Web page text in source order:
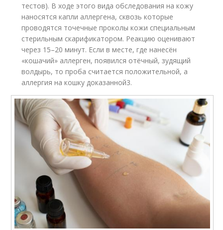
тестов). В ходе этого вида обследования на кожу
наносятся капли аллергена, сквозь которые
проводятся точечные проколы кожи специальным
стерильным скарификатором. Реакцию оценивают
через 15–20 минут. Если в месте, где нанесён
«кошачий» аллерген, появился отёчный, зудящий
волдырь, то проба считается положительной, а
аллергия на кошку доказанной3.